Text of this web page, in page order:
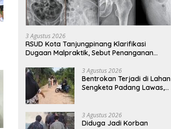
3 Agustus 2026
RSUD Kota Tanjungpinang Klarifikasi
Dugaan Malpraktik, Sebut Penanganan
3 Agustus 2026
Bentrokan Terjadi di Lahan
Sengketa Padang Lawas,
Diancam Oknum DPRD
3 Agustus 2026
Diduga Jadi Korban